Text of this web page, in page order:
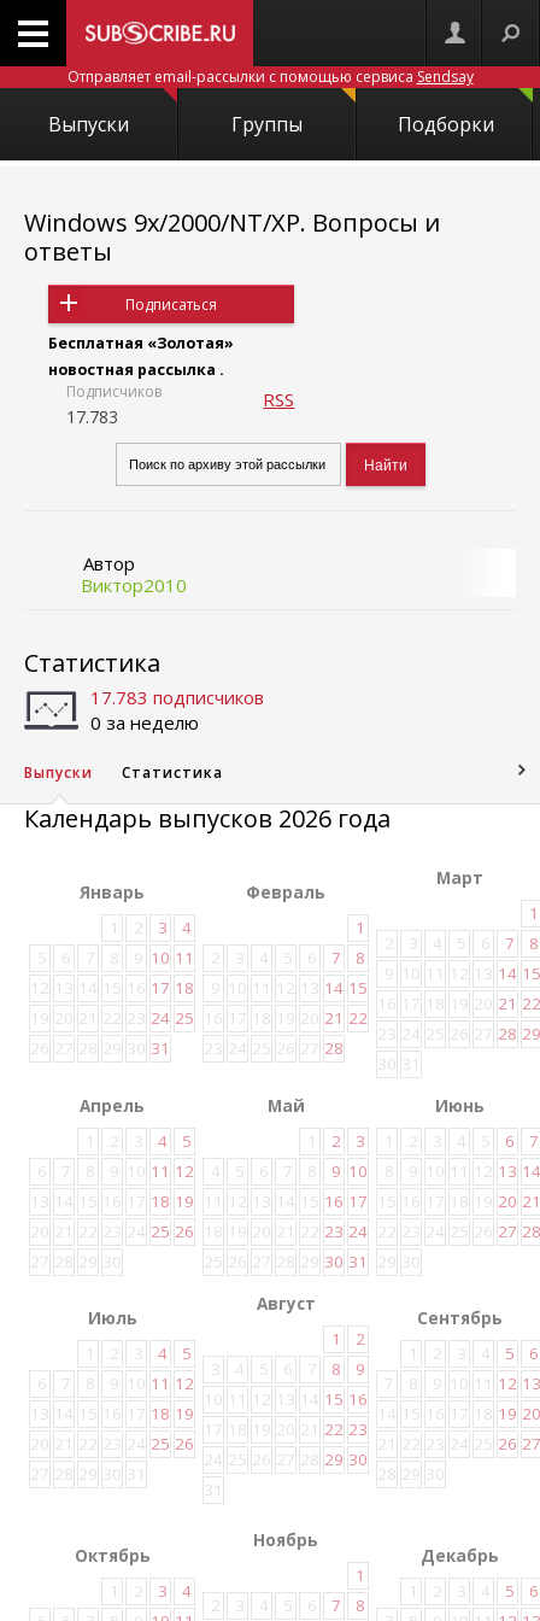
Отправляет email-рассылки с помощью сервиса Sendsay
Выпуски Группы Подборки
Windows 9x/2000/NT/XP. Вопросы и
ответы
Подписаться
Бесплатная «Золотая»
новостная рассылка .
Подписчиков
17.783
RSS
Автор
Виктор2010
Статистика
17.783 подписчиков
0 за неделю
Выпуски Статистика
Календарь выпусков 2026 года
Январь
1
2 3
4
5
6 7 8 9 10 11
12 13 14 15 16 17 18
19 20 21 22 23 24 25
26 27 28 29 30 31
Февраль
1
2
3 4 5 6 7
8
9 10 11 12 13 14 15
16 17 18 19 20 21 22
23 24 25 26 27 28
Март
1
2
3 4 5 6 7
8
9 10 11 12 13 14 15
16 17 18 19 20 21 22
23 24 25 26 27 28 29
30 31
Апрель
1
2 3 4
5
6
7 8 9 10 11 12
13 14 15 16 17 18 19
20 21 22 23 24 25 26
27 28 29 30
Май
1
2
3
4
5 6 7 8 9 10
11 12 13 14 15 16 17
18 19 20 21 22 23 24
25 26 27 28 29 30 31
Июнь
1
2 3 4 5 6
7
8
9 10 11 12 13 14
15 16 17 18 19 20 21
22 23 24 25 26 27 28
29 30
Июль
1
2 3 4
5
6
7 8 9 10 11 12
13 14 15 16 17 18 19
20 21 22 23 24 25 26
27 28 29 30 31
Август
1
2
3
4 5 6 7 8
9
10 11 12 13 14 15 16
17 18 19 20 21 22 23
24 25 26 27 28 29 30
31
Сентябрь
1
2 3 4 5
6
7
8 9 10 11 12 13
14 15 16 17 18 19 20
21 22 23 24 25 26 27
28 29 30
Октябрь
1
2 3
4
Ноябрь
1
2
3 4 5 6 7 8
Декабрь
1
2 3 4 5
6